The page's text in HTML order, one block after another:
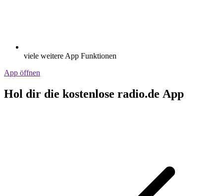
viele weitere App Funktionen
App öffnen
Hol dir die kostenlose radio.de App